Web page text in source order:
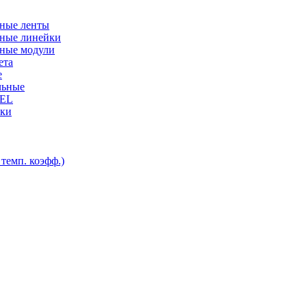
ленты
линейки
модули
коэфф.)